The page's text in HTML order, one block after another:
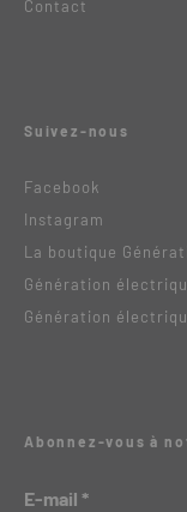
Contact
Suivez-nous
Facebook
Instagram
La boutique
Génération
Génération
Abonnez-vous à
E-mail *